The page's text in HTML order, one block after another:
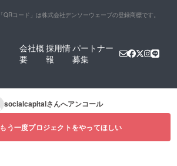
「QRコード」は株式会社デンソーウェーブの登録商標です。
会社概
要
採用情
報
パートナー
募集
socialcapitalさんへアンコール
もう一度プロジェクトをやってほしい